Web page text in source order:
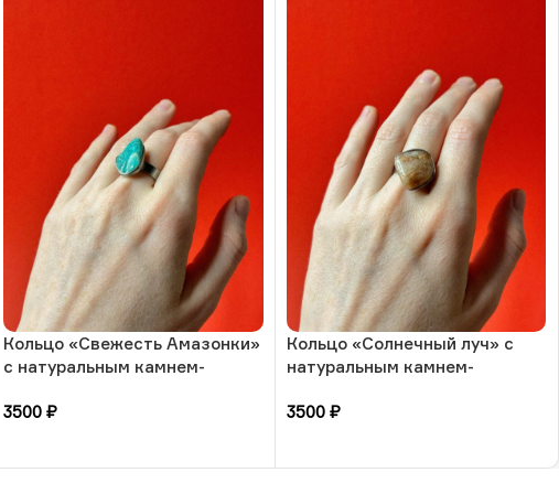
Кольцо «Свежесть Амазонки»
с натуральным камнем-
3500₽
Кольцо «Солнечный луч» с
натуральным камнем-
размера, РБ
3500 ₽